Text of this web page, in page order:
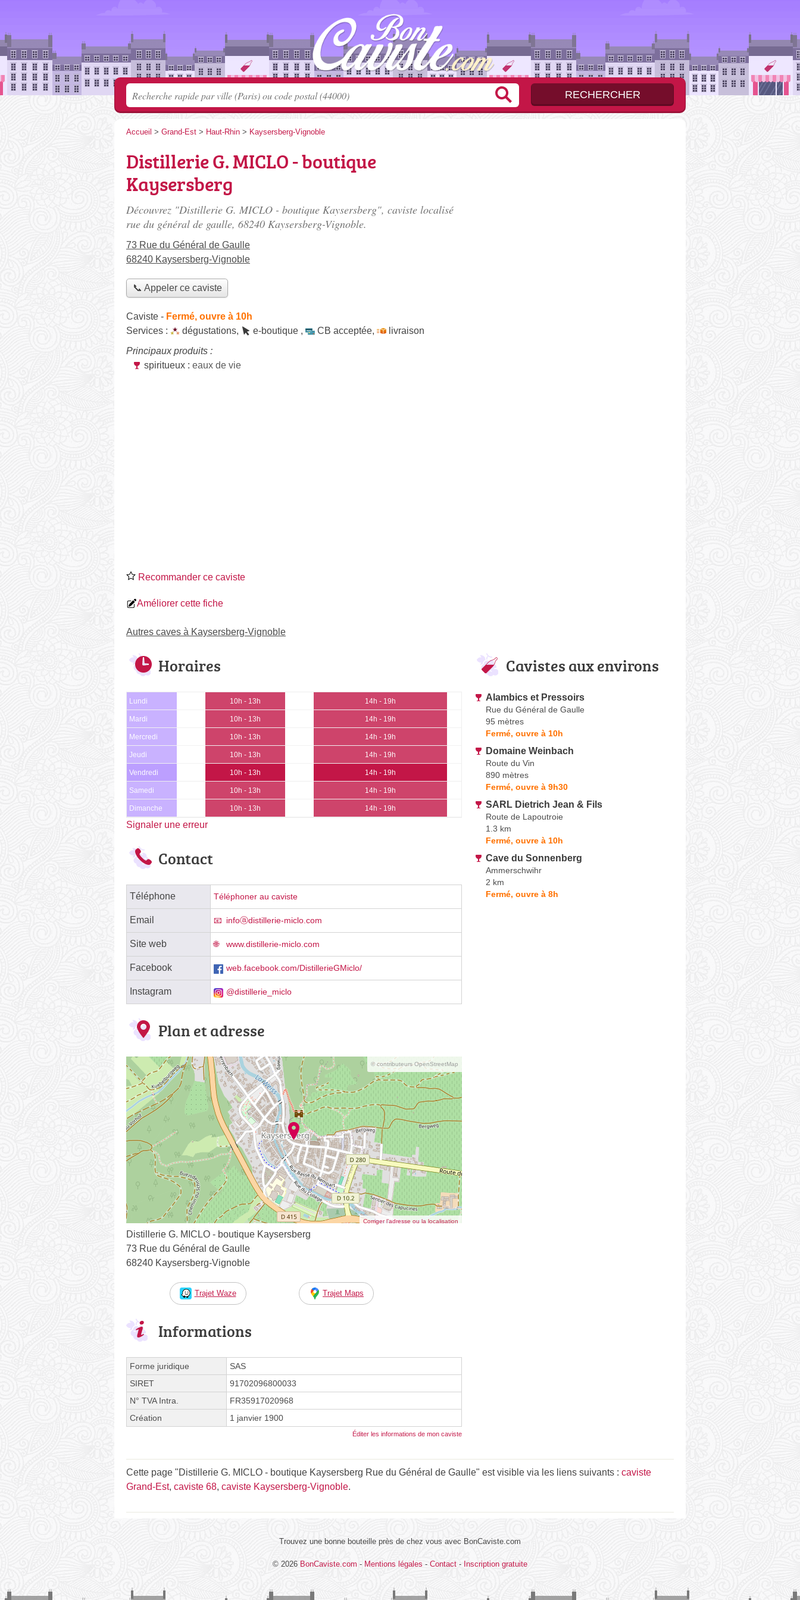
Accueil > Grand-Est > Haut-Rhin > Kaysersberg-Vignoble
Distillerie G. MICLO - boutique
Kaysersberg
Découvrez "Distillerie G. MICLO - boutique Kaysersberg", caviste localisé
rue du général de gaulle, 68240 Kaysersberg-Vignoble.
73 Rue du Général de Gaulle
68240 Kaysersberg-Vignoble
📞 Appeler ce caviste
Caviste - Fermé, ouvre à 10h
Services :
dégustations, e-boutique , CB acceptée,
livraison
Principaux produits :
spiritueux : eaux de vie
Recommander ce caviste
Améliorer cette fiche
Autres caves à Kaysersberg-Vignoble
Horaires
Lundi 10h - 13h 14h - 19h
Mardi 10h - 13h 14h - 19h
Mercredi 10h - 13h 14h - 19h
Jeudi 10h - 13h 14h - 19h
Vendredi 10h - 13h 14h - 19h
Samedi 10h - 13h 14h - 19h
Dimanche 10h - 13h 14h - 19h
Signaler une erreur
Contact
Téléphone Téléphoner au caviste
Email infoⓐdistillerie-miclo.com
Site web www.distillerie-miclo.com
Facebook web.facebook.com/DistillerieGMiclo/
Instagram @distillerie_miclo
Plan et adresse
© contributeurs OpenStreetMap
Corriger l’adresse ou la localisation
Distillerie G. MICLO - boutique Kaysersberg
73 Rue du Général de Gaulle
68240 Kaysersberg-Vignoble
Trajet Waze Trajet Maps
Informations
Forme juridique
SAS
SIRET
91702096800033
N° TVA Intra.
FR35917020968
Création
1 janvier 1900
Éditer les informations de mon caviste
Cavistes aux environs
Alambics et Pressoirs
Rue du Général de Gaulle
95 mètres
Fermé, ouvre à 10h
Domaine Weinbach
Route du Vin
890 mètres
Fermé, ouvre à 9h30
SARL Dietrich Jean & Fils
Route de Lapoutroie
1.3 km
Fermé, ouvre à 10h
Cave du Sonnenberg
Ammerschwihr
2 km
Fermé, ouvre à 8h
Cette page "Distillerie G. MICLO - boutique Kaysersberg Rue du Général de Gaulle" est visible via les liens suivants : caviste
Grand-Est, caviste 68, caviste Kaysersberg-Vignoble.
Trouvez une bonne bouteille près de chez vous avec BonCaviste.com
© 2026 BonCaviste.com - Mentions légales - Contact - Inscription gratuite